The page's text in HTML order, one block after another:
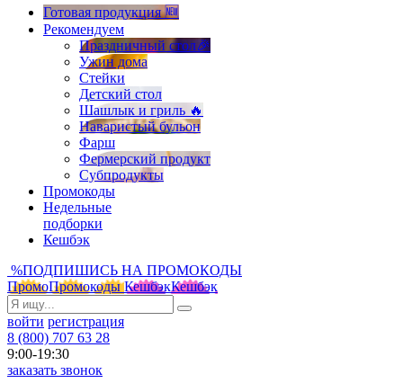
Готовая продукция 🆕
Рекомендуем
Праздничный стол🎉
Ужин дома
Стейки
Детский стол
Шашлык и гриль 🔥
Наваристый бульон
Фарш
Фермерский продукт
Субпродукты
Промокоды
Недельные
подборки
Кешбэк
%ПОДПИШИСЬ НА ПРОМОКОДЫ
ПромоПромокоды КешбэкКешбэк
войти регистрация
8 (800) 707 63 28
9:00-19:30
заказать звонок